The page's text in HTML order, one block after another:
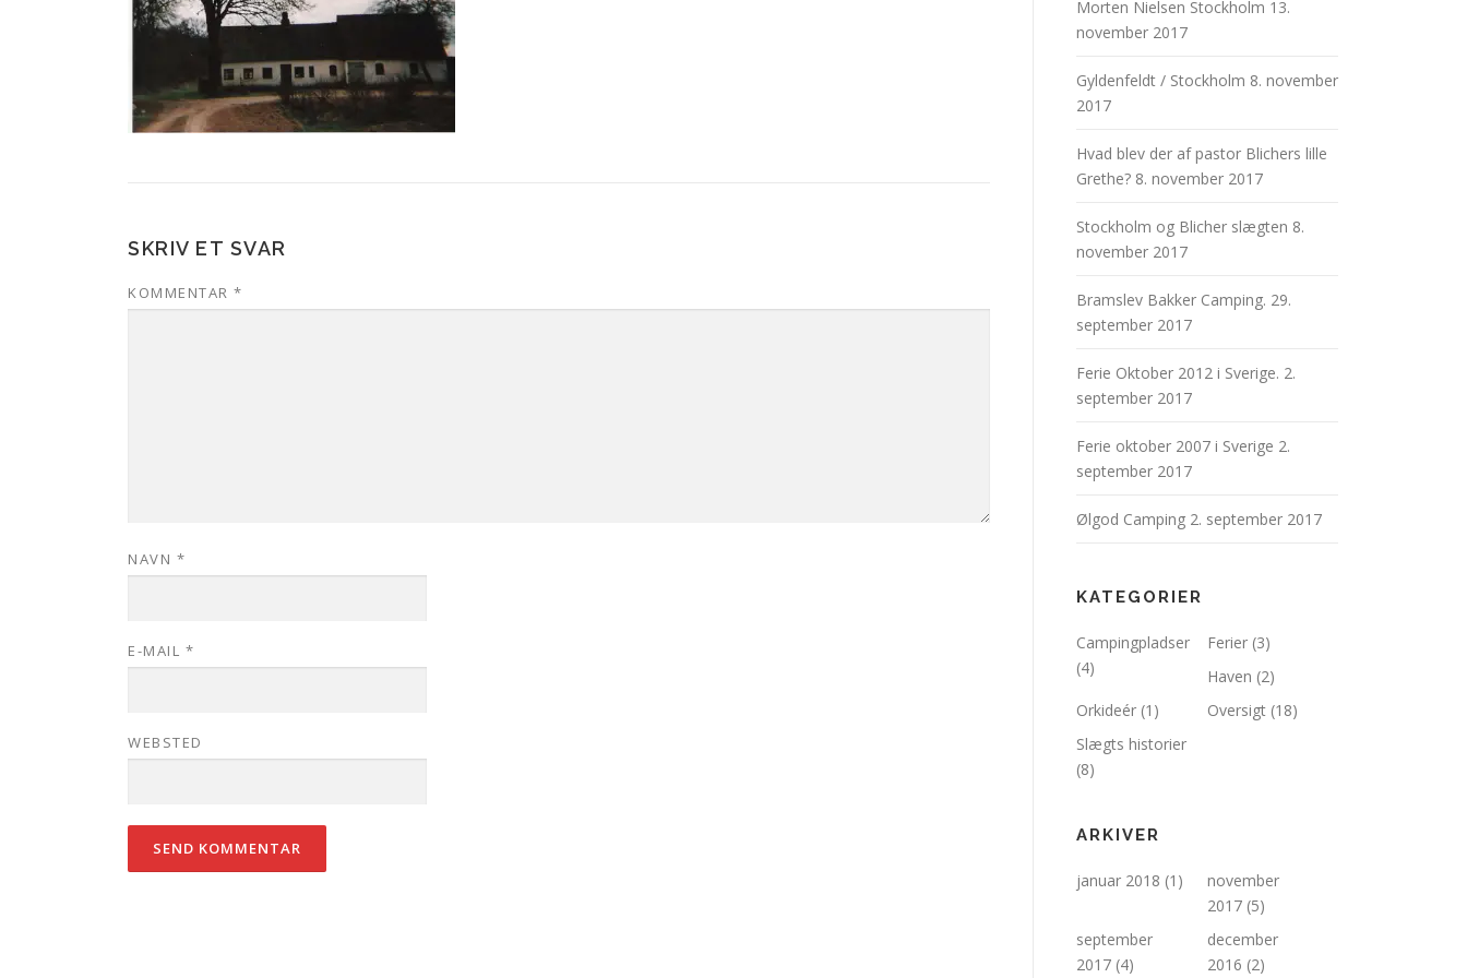
SKRIV ET SVAR
KOMMENTAR *
NAVN *
E-MAIL *
WEBSTED
Morten Nielsen Stockholm 13.
november 2017
Gyldenfeldt / Stockholm 8. november
2017
Hvad blev der af pastor Blichers lille
Grethe? 8. november 2017
Stockholm og Blicher slægten 8.
november 2017
Bramslev Bakker Camping. 29.
september 2017
Ferie Oktober 2012 i Sverige. 2.
september 2017
Ferie oktober 2007 i Sverige 2.
september 2017
Ølgod Camping 2. september 2017
KATEGORIER
Campingpladser
(4)
Ferier (3)
Haven (2)
Orkideér (1) Oversigt (18)
Slægts historier
(8)
ARKIVER
januar 2018 (1)
november
2017 (5)
september
2017 (4)
december
2016 (2)